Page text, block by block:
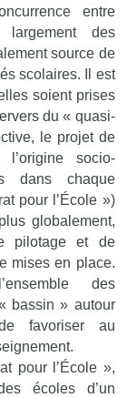
entre
largement des
source de
scolaires. Il est
soient prises
du « quasi-
le projet de
socio-
dans chaque
pour l’École »)
globalement,
pilotage et de
mises en place.
des
bassin » autour
favoriser au
pour l’École »,
écoles d’un